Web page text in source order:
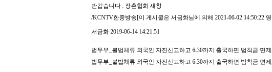
반갑습니다 . 장촌협회 새창
/KCNTV한중방송[이 게시물은 서금화님에 의해 2021-06-02 14:50:22
서금화 2019-06-14 14:21:51
법무부_불법체류 외국인 자진신고하고 6.30까지 출국하면 범칙금 면
법무부_불법체류 외국인 자진신고하고 6.30까지 출국하면 범칙금 면제